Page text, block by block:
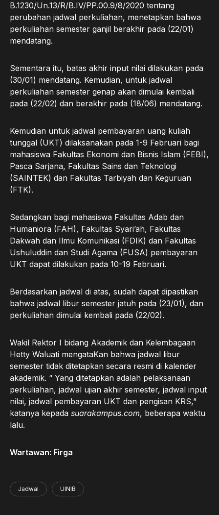
B.1230/Un.13/R/B.IV/PP.00.9/8/2020 tentang
perubahan jadwal perkuliahan, menetapkan bahwa
perkuliahan semester ganjil berakhir pada (22/01)
mendatang.
Sementara itu, batas akhir input nilai dilakukan pada
(30/01) mendatang. Kemudian, untuk jadwal
perkuliahan semester genap akan dimulai kembali
pada (22/02) dan berakhir pada (18/06) mendatang.
Kemudian untuk jadwal pembayaran uang kuliah
tunggal (UKT) dilaksanakan pada 1-9 Februari bagi
mahasiswa Fakultas Ekonomi dan Bisnis Islam (FEBI),
Pasca Sarjana, Fakultas Sains dan Teknologi
(SAINTEK) dan Fakultas Tarbiyah dan Keguruan
(FTK).
Sedangkan bagi mahasiswa Fakultas Adab dan
Humaniora (FAH), Fakultas Syari’ah, Fakultas
Dakwah dan Ilmu Komunikasi (FDIK) dan Fakultas
Ushuluddin dan Studi Agama (FUSA) pembayaran
UKT dapat dilakukan pada 10-19 Februari.
Berdasarkan jadwal di atas, sudah dapat dipastikan
bahwa jadwal libur semester jatuh pada (23/01), dan
perkuliahan dimulai kembali pada (22/02).
Wakil Rektor I bidang Akademik dan Kelembagaan
Hetty Waluati mengataKan bahwa jadwal libur
semester tidak ditetapkan secara resmi di kalender
akademik. “ Yang ditetapkan adalah pelaksanaan
perkuliahan, jadwal ujian akhir semester, jadwal input
nilai, jadwal pembayaran UKT dan pengisan KRS,”
katanya kepada suarakampus.com, beberapa waktu
lalu.
Wartawan: Firga
Jadwal UINIB